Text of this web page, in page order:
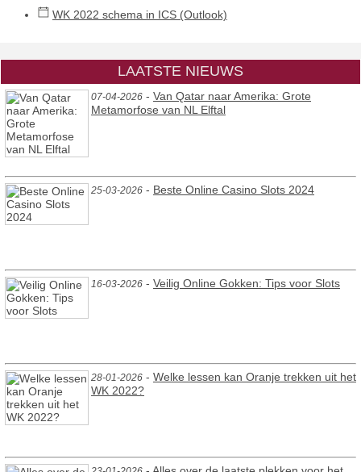
WK 2022 schema in ICS (Outlook)
LAATSTE NIEUWS
07-04-2026 - Van Qatar naar Amerika: Grote
Metamorfose van NL Elftal
25-03-2026 - Beste Online Casino Slots 2024
16-03-2026 - Veilig Online Gokken: Tips voor Slots
28-01-2026 - Welke lessen kan Oranje trekken uit het
WK 2022?